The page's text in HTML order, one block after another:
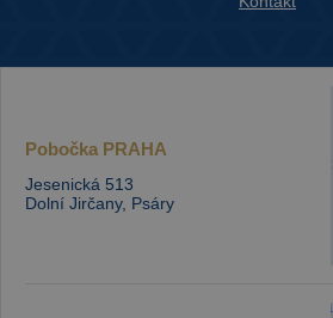
Pobočka PRAHA
Jesenická 513
Dolní Jirčany, Psáry